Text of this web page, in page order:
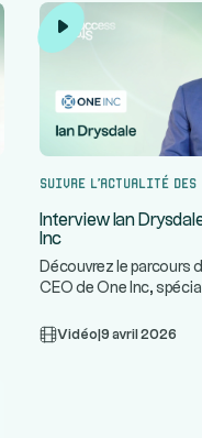
Suivre l’actualité
Interview Ian
Inc
Découvrez le parcours
CEO de One Inc,
Vidéo 9 avril 2026